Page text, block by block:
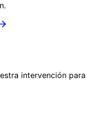
intervención para